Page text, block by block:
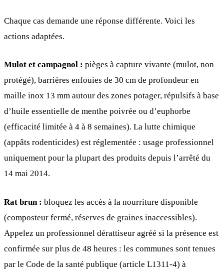
Chaque cas demande une réponse différente. Voici les
actions adaptées.
Mulot et campagnol : pièges à capture vivante (mulot, non
protégé), barrières enfouies de 30 cm de profondeur en
maille inox 13 mm autour des zones potager, répulsifs à base
d’huile essentielle de menthe poivrée ou d’euphorbe
(efficacité limitée à 4 à 8 semaines). La lutte chimique
(appâts rodenticides) est réglementée : usage professionnel
uniquement pour la plupart des produits depuis l’arrêté du
14 mai 2014.
Rat brun : bloquez les accès à la nourriture disponible
(composteur fermé, réserves de graines inaccessibles).
Appelez un professionnel dérattiseur agréé si la présence est
confirmée sur plus de 48 heures : les communes sont tenues
par le Code de la santé publique (article L1311-4) à